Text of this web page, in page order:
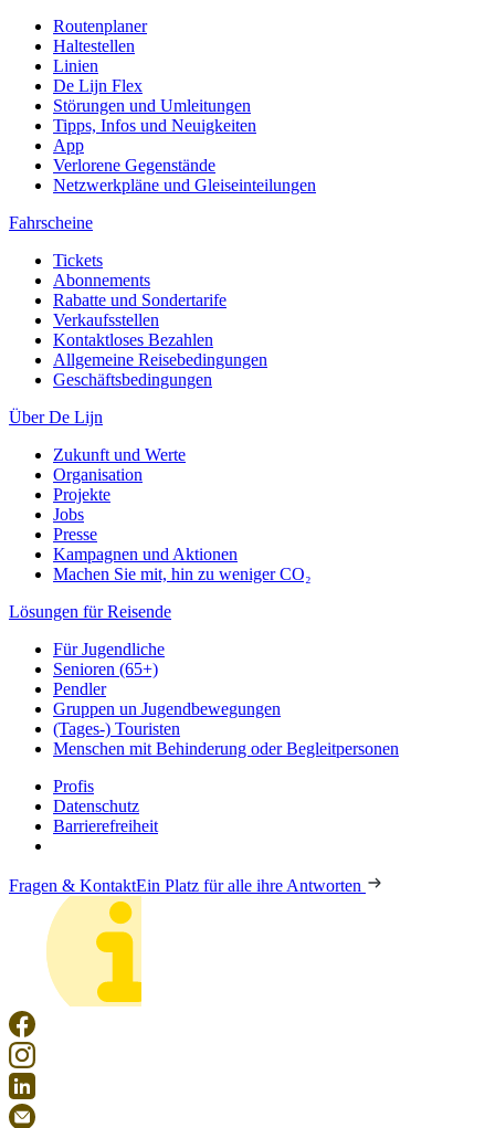
Routenplaner
Haltestellen
Linien
De Lijn Flex
Störungen und Umleitungen
Tipps, Infos und Neuigkeiten
App
Verlorene Gegenstände
Netzwerkpläne und Gleiseinteilungen
Fahrscheine
Tickets
Abonnements
Rabatte und Sondertarife
Verkaufsstellen
Kontaktloses Bezahlen
Allgemeine Reisebedingungen
Geschäftsbedingungen
Über De Lijn
Zukunft und Werte
Organisation
Projekte
Jobs
Presse
Kampagnen und Aktionen
Machen Sie mit, hin zu weniger CO₂
Lösungen für Reisende
Für Jugendliche
Senioren (65+)
Pendler
Gruppen un Jugendbewegungen
(Tages-) Touristen
Menschen mit Behinderung oder Begleitpersonen
Profis
Datenschutz
Barrierefreiheit
Fragen & KontaktEin Platz für alle ihre Antworten